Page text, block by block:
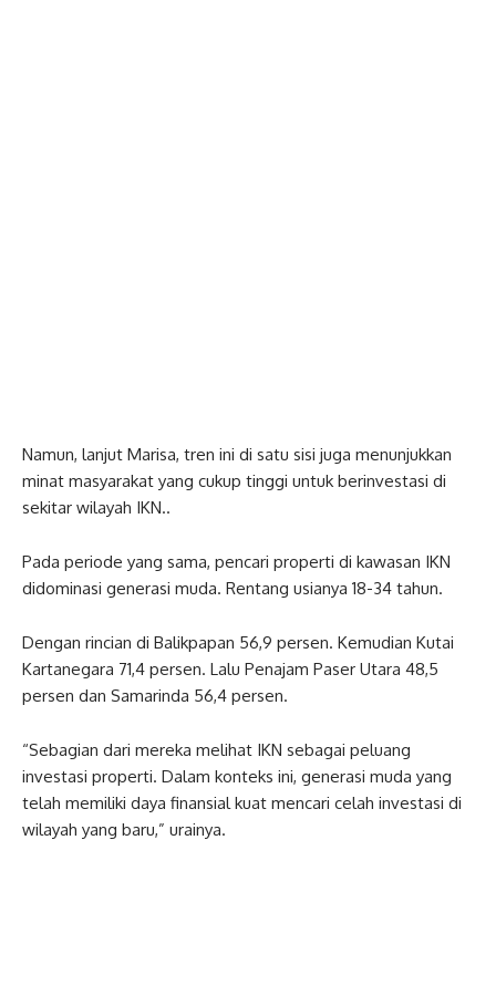
Namun, lanjut Marisa, tren ini di satu sisi juga menunjukkan
minat masyarakat yang cukup tinggi untuk berinvestasi di
sekitar wilayah IKN..
Pada periode yang sama, pencari properti di kawasan IKN
didominasi generasi muda. Rentang usianya 18-34 tahun.
Dengan rincian di Balikpapan 56,9 persen. Kemudian Kutai
Kartanegara 71,4 persen. Lalu Penajam Paser Utara 48,5
persen dan Samarinda 56,4 persen.
“Sebagian dari mereka melihat IKN sebagai peluang
investasi properti. Dalam konteks ini, generasi muda yang
telah memiliki daya finansial kuat mencari celah investasi di
wilayah yang baru,” urainya.